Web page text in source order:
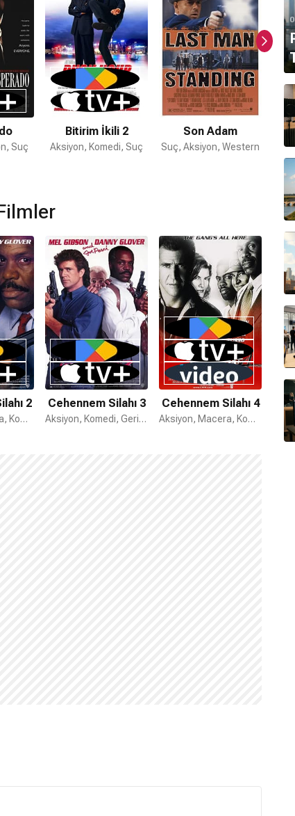
2 önceki filmlerdir;Cehennem Silahı 4ise
Suç
Bitirim İkili 2
Aksiyon, Komedi, Suç
Son Adam
Suç, Aksiyon, Western
2
Aksiyon, Macera, Komedi
Cehennem Silahı 3
Aksiyon, Komedi, Gerilim
Cehennem Silahı 4
Aksiyon, Macera, Komedi